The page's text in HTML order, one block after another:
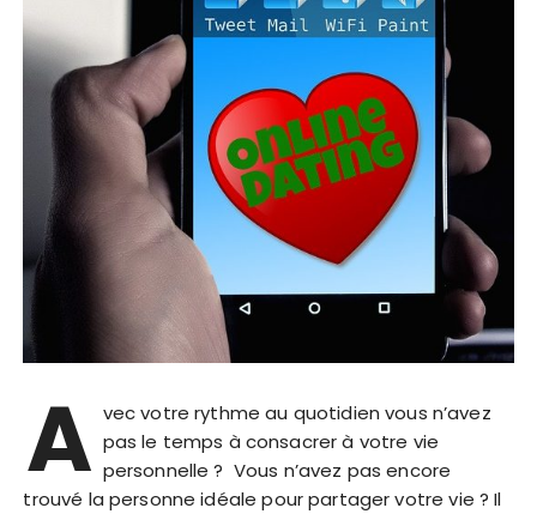
A vec votre rythme au quotidien vous n’avez
pas le temps à consacrer à votre vie
personnelle ? Vous n’avez pas encore
trouvé la personne idéale pour partager votre vie ? Il